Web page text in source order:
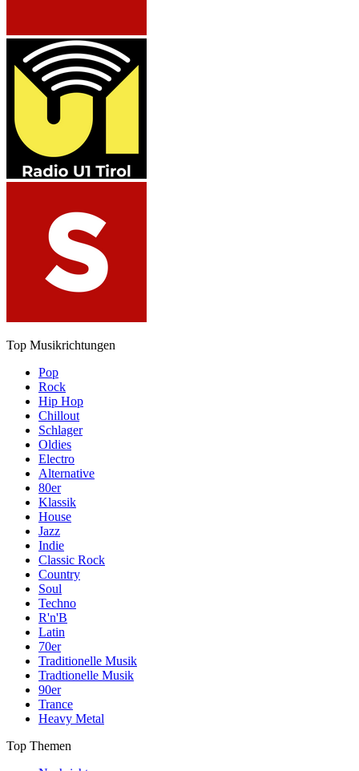
Top Musikrichtungen
Pop
Rock
Hip Hop
Chillout
Schlager
Oldies
Electro
Alternative
80er
Klassik
House
Jazz
Indie
Classic Rock
Country
Soul
Techno
R'n'B
Latin
70er
Traditionelle Musik
Tradtionelle Musik
90er
Trance
Heavy Metal
Top Themen